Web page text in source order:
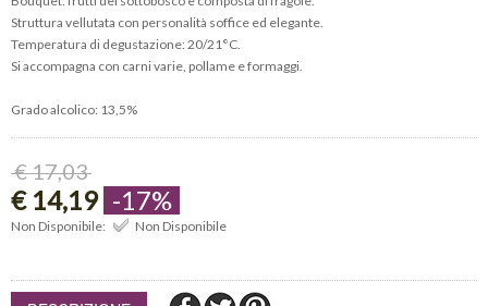
Struttura vellutata con personalità soffice ed elegante.
Temperatura di degustazione: 20/21°C.
Si accompagna con carni varie, pollame e formaggi.
Grado alcolico: 13,5%
€ 17,03
€ 14,19 -17%
Non Disponibile: Non Disponibile